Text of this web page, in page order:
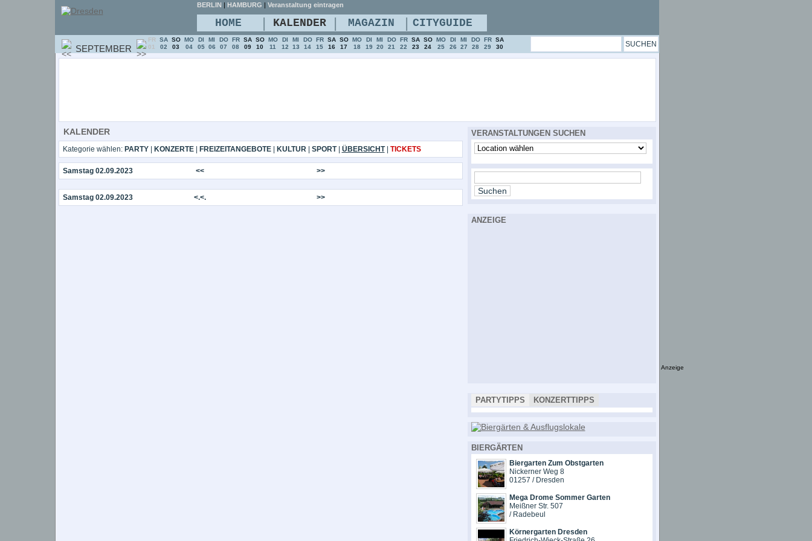
KALENDER
Kategorie wählen: PARTY| KONZERTE| FREIZEITANGEBOTE| KULTUR| SPORT| ÜBERSICHT| TICKETS
Samstag 02.09.2023 << >>
Samstag 02.09.2023 <.<. >>
VERANSTALTUNGEN SUCHEN
ANZEIGE
PARTYTIPPS KONZERTTIPPS
BIERGÄRTEN
Biergarten Zum Obstgarten
Nickerner Weg 8
01257 / Dresden
Mega Drome Sommer Garten
Meißner Str. 507
/ Radebeul
Körnergarten Dresden
BERLIN | HAMBURG | Veranstaltung eintragen
HOME | KALENDER | MAGAZIN | CITYGUIDE
SEPTEMBER
FR
01
SA
02
SO
03
MO
04
DI
05
MI
06
DO
07
FR
08
SA
09
SO
10
MO
11
DI
12
MI
13
DO
14
FR
15
SA
16
SO
17
MO
18
DI
19
MI
20
DO
21
FR
22
SA
23
SO
24
MO
25
DI
26
MI
27
DO
28
FR
29
SA
30
Anzeige